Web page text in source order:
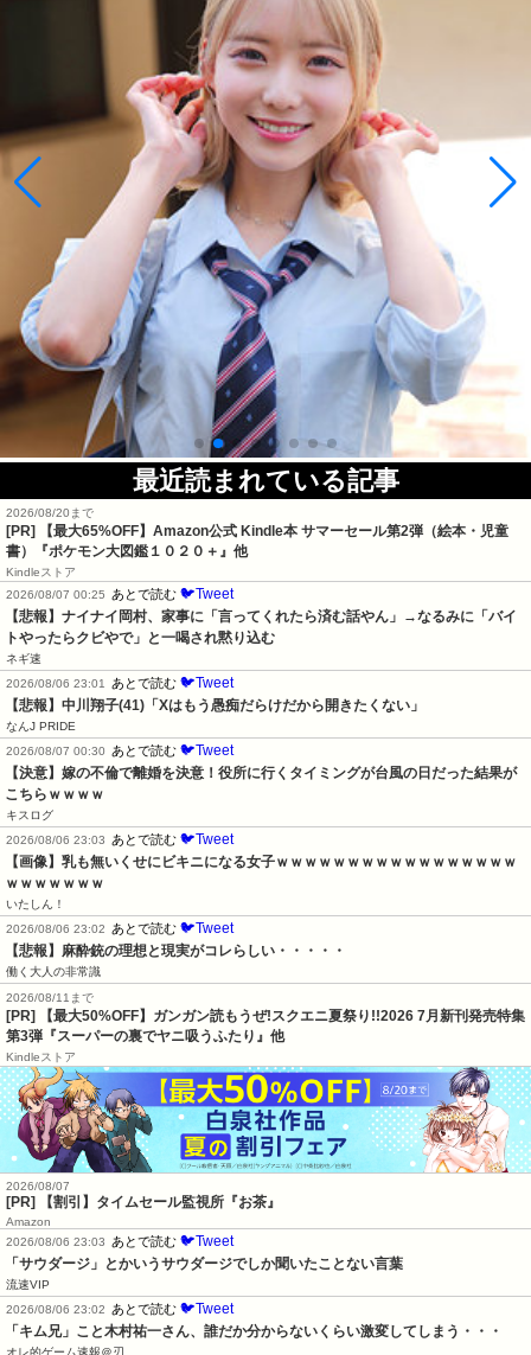
最近読まれている記事
2026/08/20まで
[PR]
【最大65%OFF】Amazon公式 Kindle本 サマーセール第2弾（絵本・児童
書）『ポケモン大図鑑１０２０＋』他
Kindleストア
2026/08/07 00:25
あとで読む 🐦Tweet
【悲報】ナイナイ岡村、家事に「言ってくれたら済む話やん」→なるみに「バイ
トやったらクビやで」と一喝され黙り込む
ネギ速
2026/08/06 23:01
あとで読む 🐦Tweet
【悲報】中川翔子(41)「Xはもう愚痴だらけだから開きたくない」
なんJ PRIDE
2026/08/07 00:30
あとで読む 🐦Tweet
【決意】嫁の不倫で離婚を決意！役所に行くタイミングが台風の日だった結果が
こちらｗｗｗｗ
キスログ
2026/08/06 23:03
あとで読む 🐦Tweet
【画像】乳も無いくせにビキニになる女子ｗｗｗｗｗｗｗｗｗｗｗｗｗｗｗｗｗ
ｗｗｗｗｗｗｗ
いたしん！
2026/08/06 23:02
あとで読む 🐦Tweet
【悲報】麻酔銃の理想と現実がコレらしい・・・・・
働く大人の非常識
2026/08/11まで
[PR] 【最大50%OFF】ガンガン読もうぜ!スクエニ夏祭り!!2026 7月新刊発売特集
第3弾『スーパーの裏でヤニ吸うふたり』他
Kindleストア
2026/08/07
[PR] 【割引】タイムセール監視所『お茶』
Amazon
2026/08/06 23:03
あとで読む 🐦Tweet
「サウダージ」とかいうサウダージでしか聞いたことない言葉
流速VIP
2026/08/06 23:02
あとで読む 🐦Tweet
「キム兄」こと木村祐一さん、誰だか分からないくらい激変してしまう・・・
オレ的ゲーム速報＠刃